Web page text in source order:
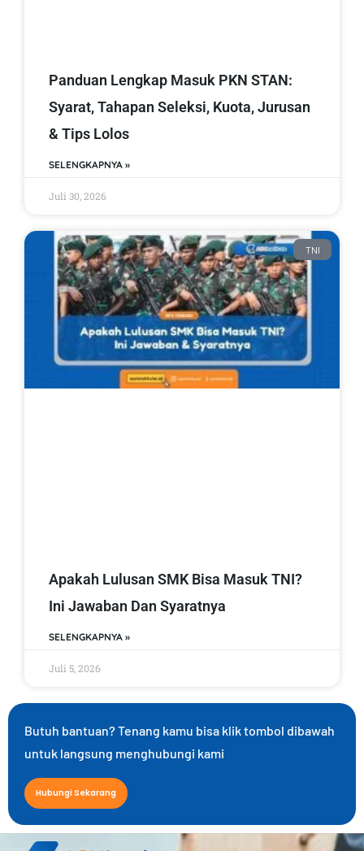
Panduan Lengkap Masuk PKN STAN:
Syarat, Tahapan Seleksi, Kuota, Jurusan
& Tips Lolos
SELENGKAPNYA »
Juli 30, 2026
TNI
Apakah Lulusan SMK Bisa Masuk TNI?
Ini Jawaban Dan Syaratnya
SELENGKAPNYA »
Juli 5, 2026
Butuh bantuan? Tenang kamu bisa klik tombol dibawah
untuk langsung menghubungi kami
Hubungi Sekarang